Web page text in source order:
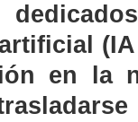
en la